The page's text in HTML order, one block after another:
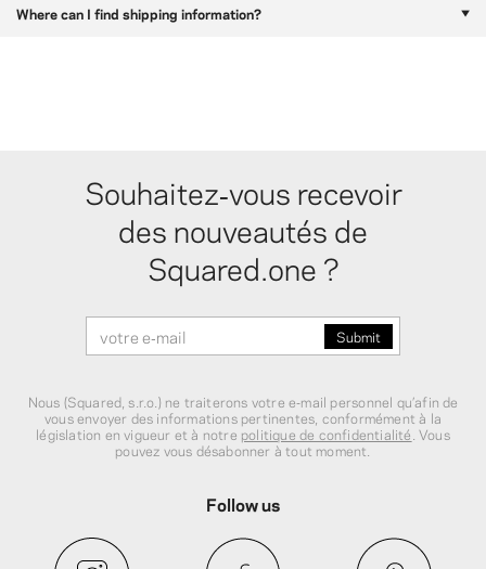
Where can I find shipping information?
Souhaitez‑vous recevoir
des nouveautés de
Squared.one ?
Nous (Squared, s.r.o.) ne traiterons votre e‑mail personnel qu’afin de
vous envoyer des informations pertinentes, conformément à la
législation en vigueur et à notre politique de confidentialité . Vous
pouvez vous désabonner à tout moment.
Follow us